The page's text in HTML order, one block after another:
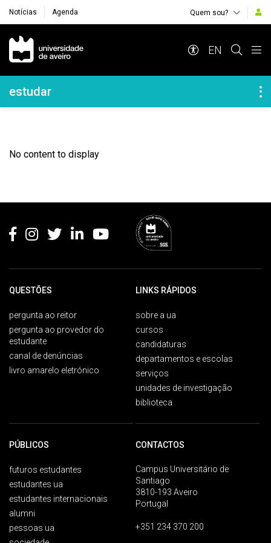
Notícias Agenda Quem sou?
Navegação Principal
EN
Navegação Lateral
estudar
No content to display
QUESTÕES
pergunta ao reitor
pergunta ao provedor do
estudante
canal de denúncias
livro amarelo eletrónico
LINKS RÁPIDOS
sobre a ua
cursos
candidaturas
departamentos e escolas
serviços
unidades de investigação
biblioteca
PÚBLICOS
futuros estudantes
estudantes ua
estudantes internacionais
alumni
pessoas ua
CONTACTOS
Campus Universitário de
Santiago
3810-193 Aveiro
Portugal
+351 234 370 200